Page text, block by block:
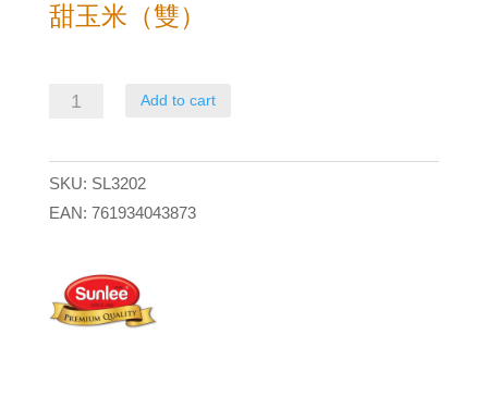
甜玉米（雙）
（雙）
quantity
Add to cart
SKU: SL3202
EAN: 761934043873